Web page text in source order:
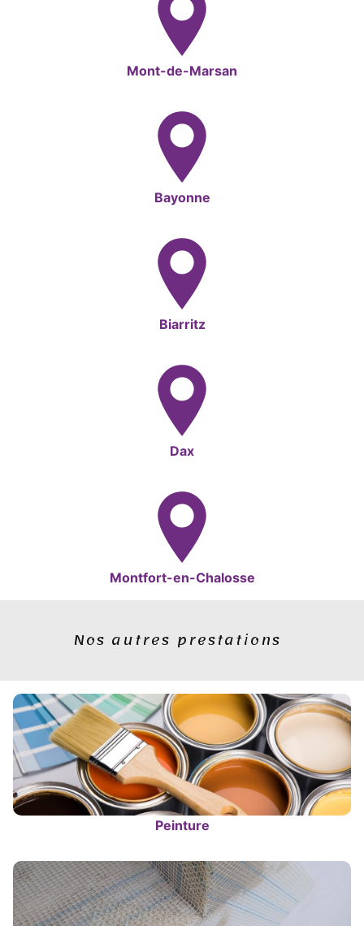
Mont-de-Marsan
Bayonne
Biarritz
Dax
Montfort-en-Chalosse
Nos autres prestations
Peinture